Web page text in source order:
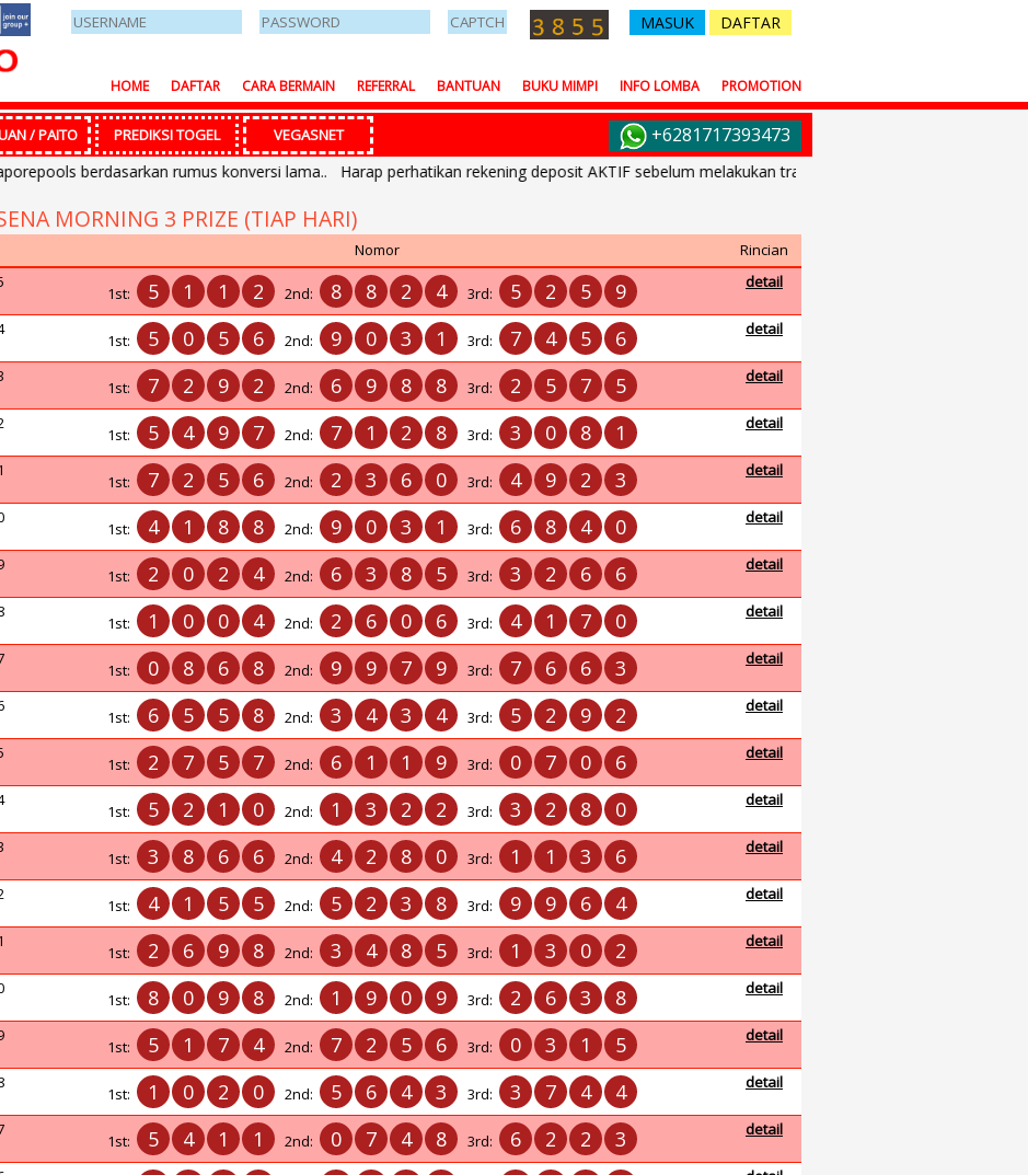
MASUK DAFTAR
HOME DAFTAR CARA BERMAIN REFERRAL BANTUAN BUKU MIMPI INFO LOMBA PROMOTION
+6281717393473
/ PAITO PREDIKSI TOGEL VEGASNET
berdasarkan rumus konversi lama.. Harap perhatikan rekening deposit AKTIF sebelum melakukan transfer dana.
MORNING 3 PRIZE (TIAP HARI)
Nomor
Rincian
1st: 5 1 1 2 2nd: 8 8 2 4 3rd: 5 2 5 9 detail
1st: 5 0 5 6 2nd: 9 0 3 1 3rd: 7 4 5 6 detail
1st: 7 2 9 2 2nd: 6 9 8 8 3rd: 2 5 7 5 detail
1st: 5 4 9 7 2nd: 7 1 2 8 3rd: 3 0 8 1 detail
1st: 7 2 5 6 2nd: 2 3 6 0 3rd: 4 9 2 3 detail
1st: 4 1 8 8 2nd: 9 0 3 1 3rd: 6 8 4 0 detail
1st: 2 0 2 4 2nd: 6 3 8 5 3rd: 3 2 6 6 detail
1st: 1 0 0 4 2nd: 2 6 0 6 3rd: 4 1 7 0 detail
1st: 0 8 6 8 2nd: 9 9 7 9 3rd: 7 6 6 3 detail
1st: 6 5 5 8 2nd: 3 4 3 4 3rd: 5 2 9 2 detail
1st: 2 7 5 7 2nd: 6 1 1 9 3rd: 0 7 0 6 detail
1st: 5 2 1 0 2nd: 1 3 2 2 3rd: 3 2 8 0 detail
1st: 3 8 6 6 2nd: 4 2 8 0 3rd: 1 1 3 6 detail
1st: 4 1 5 5 2nd: 5 2 3 8 3rd: 9 9 6 4 detail
1st: 2 6 9 8 2nd: 3 4 8 5 3rd: 1 3 0 2 detail
1st: 8 0 9 8 2nd: 1 9 0 9 3rd: 2 6 3 8 detail
1st: 5 1 7 4 2nd: 7 2 5 6 3rd: 0 3 1 5 detail
1st: 1 0 2 0 2nd: 5 6 4 3 3rd: 3 7 4 4 detail
1st: 5 4 1 1 2nd: 0 7 4 8 3rd: 6 2 2 3 detail